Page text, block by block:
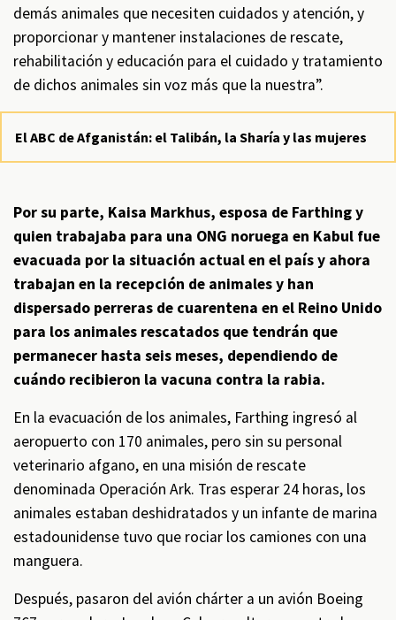
demás animales que necesiten cuidados y atención, y
proporcionar y mantener instalaciones de rescate,
rehabilitación y educación para el cuidado y tratamiento
de dichos animales sin voz más que la nuestra”.
El ABC de Afganistán: el Talibán, la Sharía y las mujeres
Por su parte, Kaisa Markhus, esposa de Farthing y
quien trabajaba para una ONG noruega en Kabul fue
evacuada por la situación actual en el país y ahora
trabajan en la recepción de animales y han
dispersado perreras de cuarentena en el Reino Unido
para los animales rescatados que tendrán que
permanecer hasta seis meses, dependiendo de
cuándo recibieron la vacuna contra la rabia.
En la evacuación de los animales, Farthing ingresó al
aeropuerto con 170 animales, pero sin su personal
veterinario afgano, en una misión de rescate
denominada Operación Ark. Tras esperar 24 horas, los
animales estaban deshidratados y un infante de marina
estadounidense tuvo que rociar los camiones con una
manguera.
Después, pasaron del avión chárter a un avión Boeing